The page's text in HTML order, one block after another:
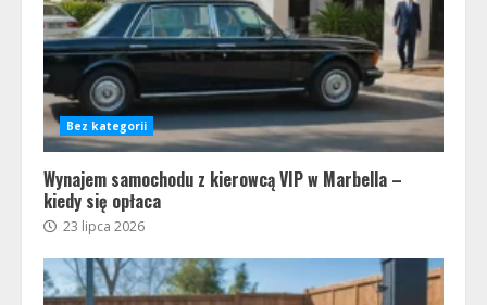
Bez kategorii
Wynajem samochodu z kierowcą VIP w Marbella –
kiedy się opłaca
23 lipca 2026